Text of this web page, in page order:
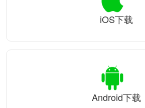
iOS下载
Android下载